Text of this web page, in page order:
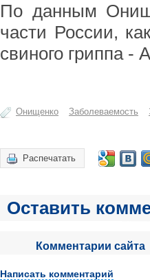
По данным
части России,
свиного гриппа -
Онищенко Заболеваемость
Распечатать
Оставить
Комментарии сайта
Написать комментарий